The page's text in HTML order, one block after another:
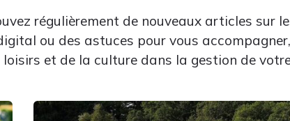
régulièrement de nouveaux articles sur
ou des astuces pour vous
loisirs et de la culture dans la gestion de